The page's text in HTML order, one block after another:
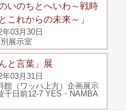
いのちとへいわ～戦時
これからの未来～」
03月30日
展示室
と言葉」展
03月31日
館（ワッハ上方）企画展示
千日前12-7 YES・NAMBA